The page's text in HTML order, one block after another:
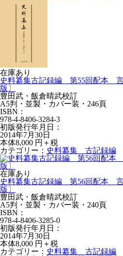
在庫あり
史料纂集古記録編 第55回配本 言
版〕
豊田武・飯倉晴武校訂
A5判・並製・カバー装・246頁
ISBN：
978-4-8406-3284-3
初版発行年月日：
2014年7月30日
本体8,000 円＋税
カテゴリー： 史料纂集 古記録編
在庫あり
史料纂集古記録編 第56回配本 言
版〕
豊田武・飯倉晴武校訂
A5判・並製・カバー装・240頁
ISBN：
978-4-8406-3285-0
初版発行年月日：
2014年7月30日
本体8,000 円＋税
カテゴリー： 史料纂集 古記録編